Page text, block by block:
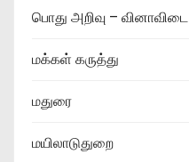
பொது அறிவு – வினாவிடை
மக்கள் கருத்து
மதுரை
மயிலாடுதுறை